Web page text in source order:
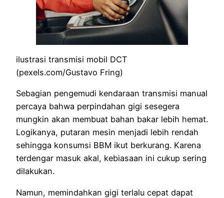
ilustrasi transmisi mobil DCT
(pexels.com/Gustavo Fring)
Sebagian pengemudi kendaraan transmisi manual
percaya bahwa perpindahan gigi sesegera
mungkin akan membuat bahan bakar lebih hemat.
Logikanya, putaran mesin menjadi lebih rendah
sehingga konsumsi BBM ikut berkurang. Karena
terdengar masuk akal, kebiasaan ini cukup sering
dilakukan.
Namun, memindahkan gigi terlalu cepat dapat